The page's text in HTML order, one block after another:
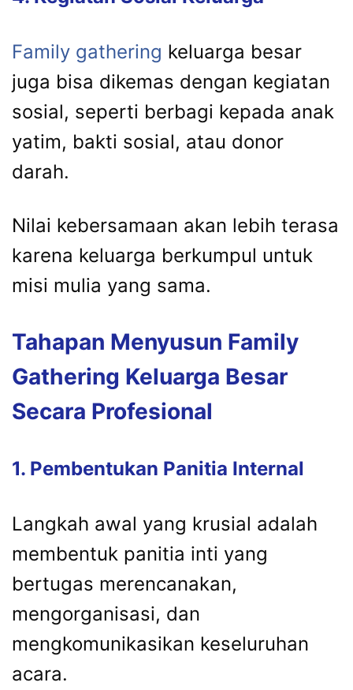
Family gathering keluarga besar
juga bisa dikemas dengan kegiatan
sosial, seperti berbagi kepada anak
yatim, bakti sosial, atau donor
darah.
Nilai kebersamaan akan lebih terasa
karena keluarga berkumpul untuk
misi mulia yang sama.
Tahapan Menyusun Family
Gathering Keluarga Besar
Secara Profesional
1. Pembentukan Panitia Internal
Langkah awal yang krusial adalah
membentuk panitia inti yang
bertugas merencanakan,
mengorganisasi, dan
mengkomunikasikan keseluruhan
acara.